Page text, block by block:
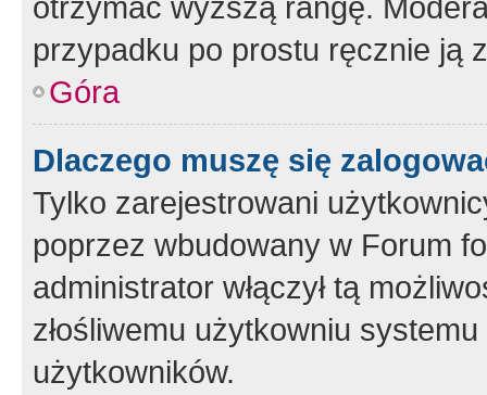
przypadku po prostu ręcznie ją
Góra
Dlaczego muszę się
Tylko zarejestrowani
poprzez wbudowany w Forum
administrator włączył tą
złośliwemu użytkowniu
użytkowników.